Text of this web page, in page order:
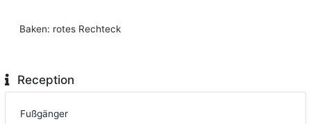
Baken: rotes Rechteck
Reception
Fußgänger